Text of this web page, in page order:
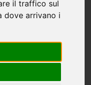
il traffico sul
dove arrivano i
Oggettistica